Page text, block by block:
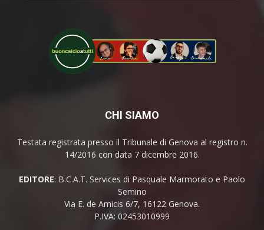
CHI SIAMO
Testata registrata presso il Tribunale di Genova al registro n.
14/2016 con data 7 dicembre 2016.
EDITORE: B.C.A.T. Services di Pasquale Marmorato e Paolo
Semino
Via E. de Amicis 6/7, 16122 Genova.
P.IVA: 02453010999